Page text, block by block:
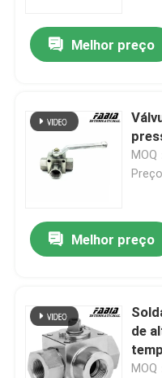
Melhor preço
MOQ
Melhor preço
de
MOQ